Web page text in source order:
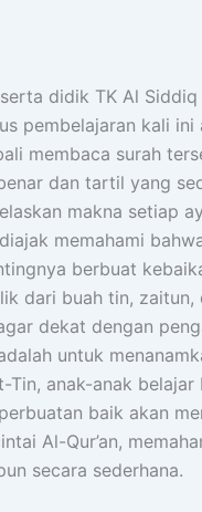
didik TK Al
pembelajaran kali
membaca surah
dan tartil yang
makna setiap
memahami
berbuat
dari buah tin,
dekat dengan
untuk
Tin, anak-anak
baik akan
Al-Qur’an,
secara sederhana.